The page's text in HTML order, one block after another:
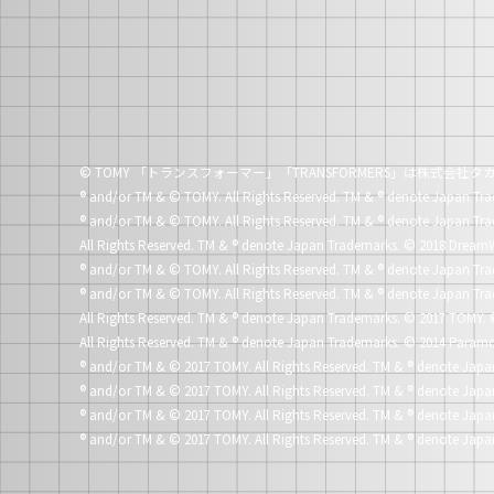
© TOMY 「トランスフォーマー」「TRANSFORMERS」は株式会社タ
®and/or TM & © TOMY. All Rights Reserved. TM &®denote Japan
® and/or TM & © TOMY. All Rights Reserved. TM & ® denote Japan
All Rights Reserved. TM & ® denote Japan Trademarks. © 2018
® and/or TM & © TOMY. All Rights Reserved. TM & ® denote Japan
® and/or TM & © TOMY. All Rights Reserved. TM & ® denote Japan
All Rights Reserved. TM &®denote Japan Trademarks.© 2017
All Rights Reserved. TM &®denote Japan Trademarks.© 2014
® and/or TM & © 2017 TOMY. All Rights Reserved. TM & ® denote
® and/or TM & © 2017 TOMY. All Rights Reserved. TM & ® denote
® and/or TM & © 2017 TOMY. All Rights Reserved. TM & ® denote
®and/or TM & © 2017 TOMY. All Rights Reserved. TM &®denote